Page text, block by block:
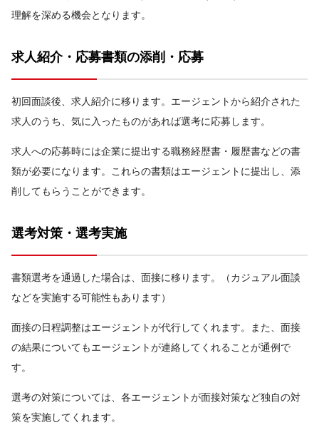
理解を深める機会となります。
求人紹介・応募書類の添削・応募
初回面談後、求人紹介に移ります。エージェントから紹介された
求人のうち、気に入ったものがあれば選考に応募します。
求人への応募時には企業に提出する職務経歴書・履歴書などの書
類が必要になります。これらの書類はエージェントに提出し、添
削してもらうことができます。
選考対策・選考実施
書類選考を通過した場合は、面接に移ります。（カジュアル面談
などを実施する可能性もあります）
面接の日程調整はエージェントが代行してくれます。また、面接
の結果についてもエージェントが連絡してくれることが通例で
す。
選考の対策については、各エージェントが面接対策など独自の対
策を実施してくれます。